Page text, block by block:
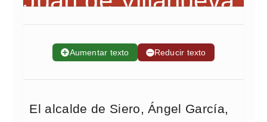
➕Aumentar texto ➖Reducir texto
El alcalde de Siero, Ángel García,